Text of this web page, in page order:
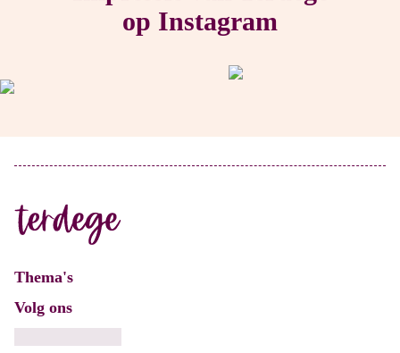
op Instagram
Thema's
Volg ons